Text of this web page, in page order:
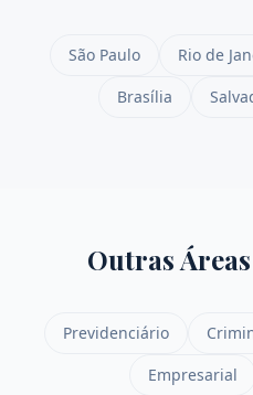
São Paulo Rio de
Brasília
Outras
Previdenciário
Empresarial